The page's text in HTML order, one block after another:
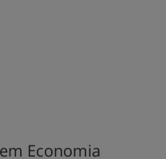
Economia